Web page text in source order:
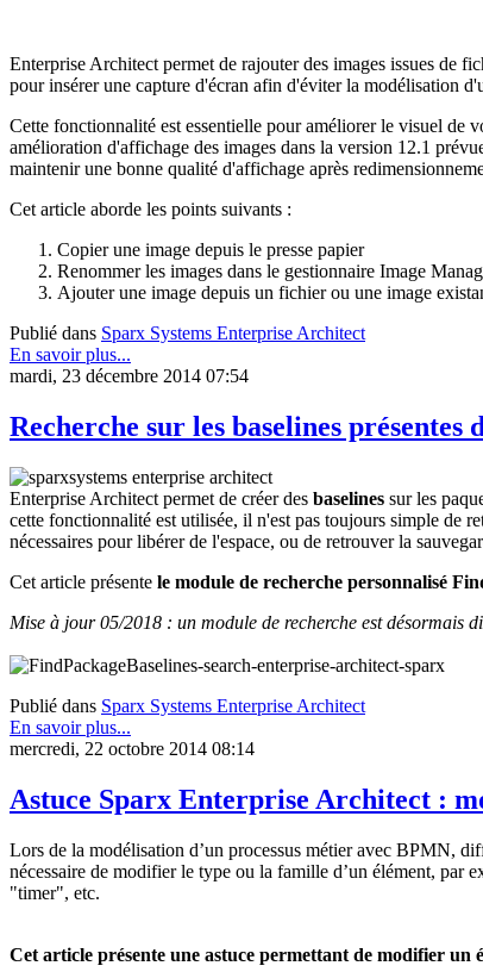
Enterprise Architect permet de rajouter des images issues de
pour insérer une capture d'écran afin d'éviter la modélisation
Cette fonctionnalité est essentielle pour améliorer le visuel
amélioration d'affichage des images dans la version 12.1
maintenir une bonne qualité d'affichage après
Cet article aborde les points suivants :
Copier une image depuis le presse papier
Renommer les images dans le gestionnaire Image
Ajouter une image depuis un fichier ou une image
Publié dans Sparx Systems Enterprise Architect
En savoir plus...
mardi, 23 décembre 2014 07:54
Recherche sur les baselines
Enterprise Architect permet de créer des baselines sur les
cette fonctionnalité est utilisée, il n'est pas toujours simple de
nécessaires pour libérer de l'espace, ou de retrouver la
Cet article présente le module de recherche personnalisé
Mise à jour 05/2018 : un module de recherche est désormais
Publié dans Sparx Systems Enterprise Architect
En savoir plus...
mercredi, 22 octobre 2014 08:14
Astuce Sparx Enterprise Architect :
Lors de la modélisation d’un processus métier avec BPMN,
nécessaire de modifier le type ou la famille d’un élément,
"timer", etc.
Cet article présente une astuce permettant de modifier un